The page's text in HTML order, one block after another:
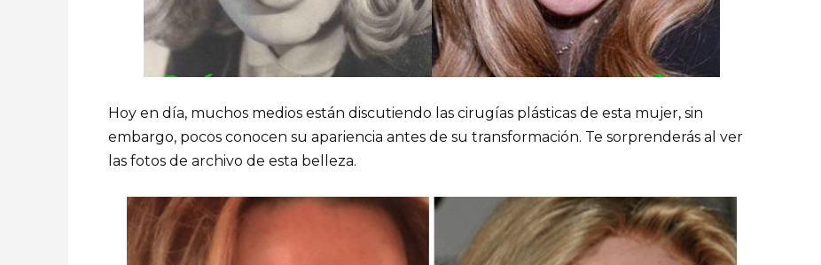
Hoy en día, muchos medios están discutiendo las cirugías plásticas de esta mujer, sin
embargo, pocos conocen su apariencia antes de su transformación. Te sorprenderás al ver
las fotos de archivo de esta belleza.